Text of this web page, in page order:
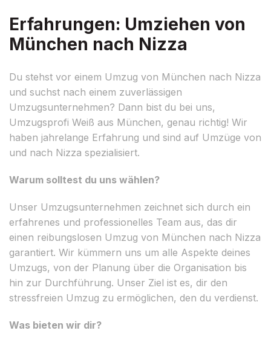
Erfahrungen: Umziehen von
München nach Nizza
Du stehst vor einem Umzug von München nach Nizza
und suchst nach einem zuverlässigen
Umzugsunternehmen? Dann bist du bei uns,
Umzugsprofi Weiß aus München, genau richtig! Wir
haben jahrelange Erfahrung und sind auf Umzüge von
und nach Nizza spezialisiert.
Warum solltest du uns wählen?
Unser Umzugsunternehmen zeichnet sich durch ein
erfahrenes und professionelles Team aus, das dir
einen reibungslosen Umzug von München nach Nizza
garantiert. Wir kümmern uns um alle Aspekte deines
Umzugs, von der Planung über die Organisation bis
hin zur Durchführung. Unser Ziel ist es, dir den
stressfreien Umzug zu ermöglichen, den du verdienst.
Was bieten wir dir?